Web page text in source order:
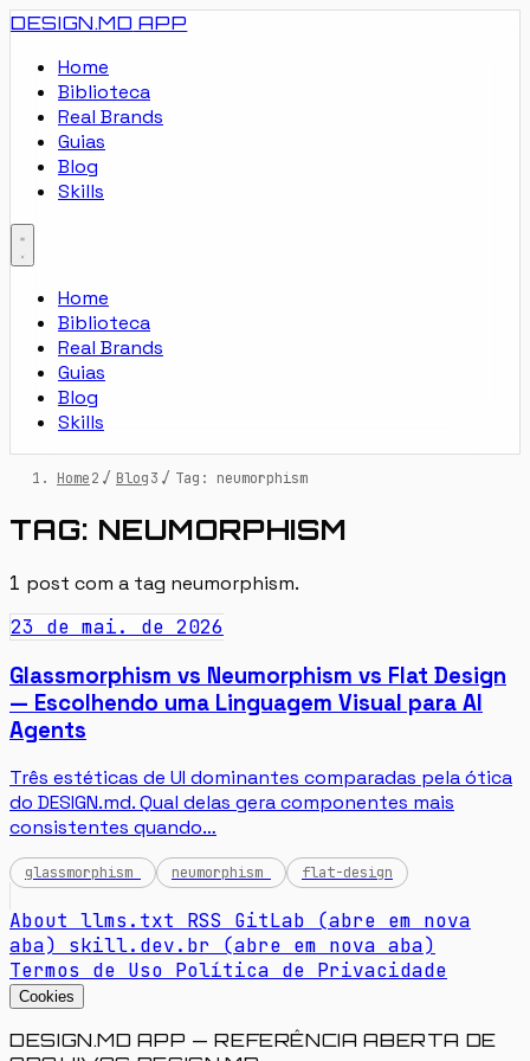
DESIGN.MD APP
Home
Biblioteca
Real Brands
Guias
Blog
Skills
Home
Biblioteca
Real Brands
Guias
Blog
Skills
Home / Blog / Tag: neumorphism
TAG: NEUMORPHISM
1 post com a tag neumorphism.
23 de mai. de 2026
Glassmorphism vs Neumorphism vs Flat Design
— Escolhendo uma Linguagem Visual para AI
Agents
Três estéticas de UI dominantes comparadas pela ótica
do DESIGN.md. Qual delas gera componentes mais
consistentes quando…
glassmorphism neumorphism flat-design
About llms.txt RSS GitLab (abre em nova
aba)
skill.dev.br (abre em nova aba)
Termos de Uso Política de Privacidade
Cookies
DESIGN.MD APP — REFERÊNCIA ABERTA DE